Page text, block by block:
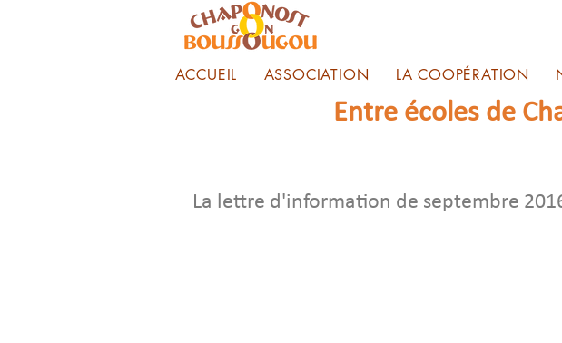
ACCUEIL ASSOCIATION LA COOPÉRATION
Entre écoles de
La lettre d'information de septembre